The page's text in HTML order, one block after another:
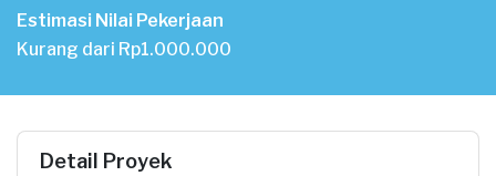
Estimasi Nilai Pekerjaan
Kurang dari Rp1.000.000
Detail Proyek